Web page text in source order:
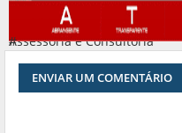
Assessoria e Consultoria
#
ENVIAR UM COMENTÁRIO